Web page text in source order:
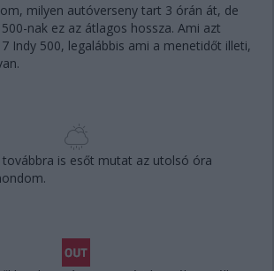
milyen autóverseny tart 3 órán át, de
nak ez az átlagos hossza. Ami azt
Indy 500, legalábbis ami a menetidőt illeti,
is esőt mutat az utolsó óra